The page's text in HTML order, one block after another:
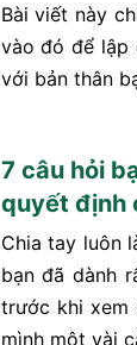
Bài viết này
vào đó để lập
với bản thân
7 câu hỏi
quyết định
Chia tay luôn
bạn đã dành
trước khi xem
mình một vài